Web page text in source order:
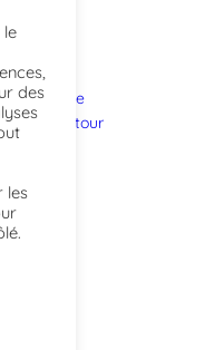
de vente
et retour
le
des
les